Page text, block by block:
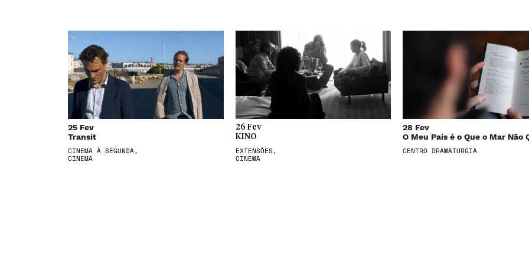
25 Fev
Transit
CINEMA À SEGUNDA,
CINEMA
26 Fev
KINO
EXTENSÕES,
CINEMA
28 Fev
O Meu País é o Que o Mar Não
CENTRO DRAMATURGIA